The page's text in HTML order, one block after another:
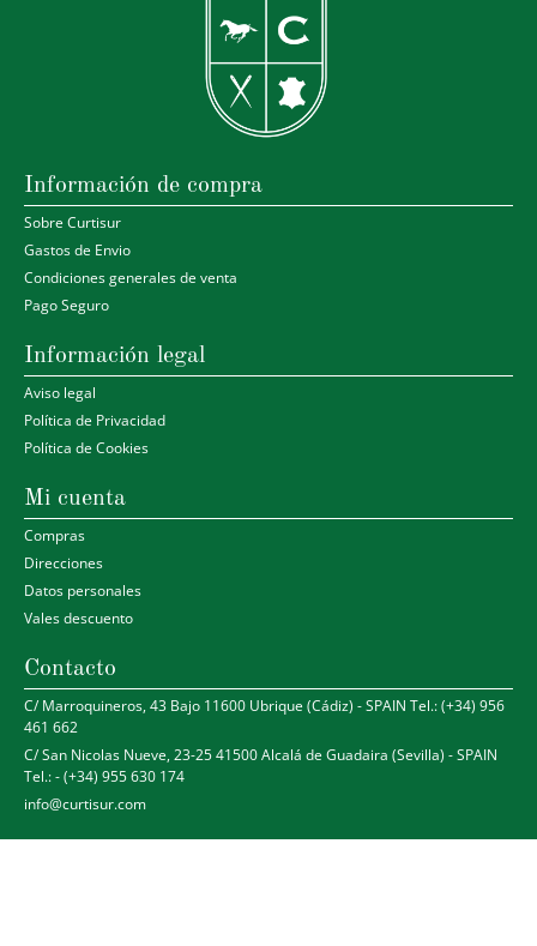
Información de compra
Sobre Curtisur
Gastos de Envio
Condiciones generales de venta
Pago Seguro
Información legal
Aviso legal
Política de Privacidad
Política de Cookies
Mi cuenta
Compras
Direcciones
Datos personales
Vales descuento
Contacto
C/ Marroquineros, 43 Bajo 11600 Ubrique (Cádiz) - SPAIN Tel.: (+34) 956
461 662
C/ San Nicolas Nueve, 23-25 41500 Alcalá de Guadaira (Sevilla) - SPAIN
Tel.: - (+34) 955 630 174
info@curtisur.com